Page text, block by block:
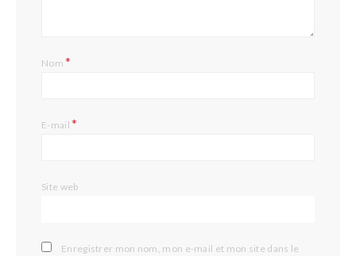
Nom*
E-mail*
Site web
Enregistrer mon nom, mon e-mail et mon site dans le